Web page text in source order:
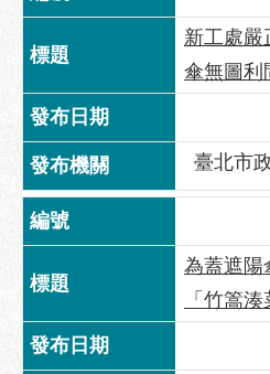
府
站
資
料
開
放
宣
告
私
及
資
新工處嚴
傘無圖利
臺北市
為蓋遮陽
「竹篙